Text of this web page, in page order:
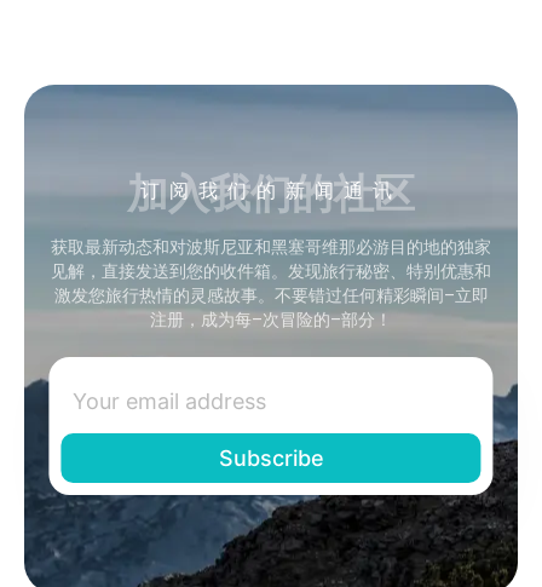
订阅我们的新闻通讯
加入我们的社区
获取最新动态和对波斯尼亚和黑塞哥维那必游目的地的独家
见解，直接发送到您的收件箱。发现旅行秘密、特别优惠和
激发您旅行热情的灵感故事。不要错过任何精彩瞬间–立即
注册，成为每–次冒险的–部分！